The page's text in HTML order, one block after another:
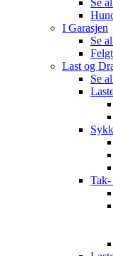
I Garasjen
Se
Last og
Se
Tak-